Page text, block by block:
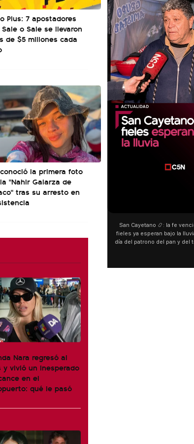
Plus: 7 apostadores
o Sale se llevaron
de $5 millones cada
la primera foto
"Nahir Galarza de
tras su arresto en
Nara regresó al
y vivió un inesperado
en el
qué le pasó
San Cayetano 📿: la fe venció
fieles ya esperan bajo la lluvia
día del patrono del pan y del
y pedir. 🎙️